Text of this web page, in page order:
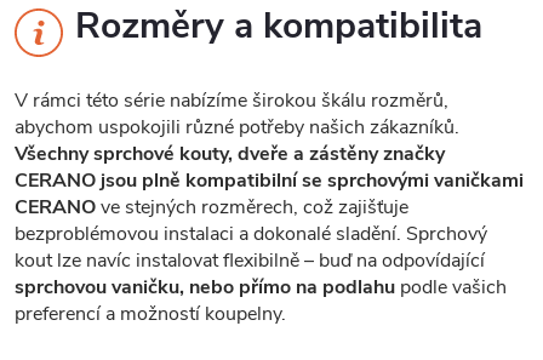
Rozměry a kompatibilita
V rámci této série nabízíme širokou škálu rozměrů,
abychom uspokojili různé potřeby našich zákazníků.
Všechny sprchové kouty, dveře a zástěny značky
CERANO jsou plně kompatibilní se sprchovými vaničkami
CERANOve stejných rozměrech, což zajišťuje
bezproblémovou instalaci a dokonalé sladění. Sprchový
kout lze navíc instalovat flexibilně – buď na odpovídající
sprchovou vaničku, nebo přímo na podlahu podle vašich
preferencí a možností koupelny.